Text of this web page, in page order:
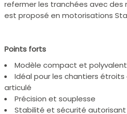
refermer les tranchées avec des
est proposé en motorisations
Points forts
Modèle compact et polyvalent
Idéal pour les chantiers étroits
articulé
Précision et souplesse
Stabilité et sécurité